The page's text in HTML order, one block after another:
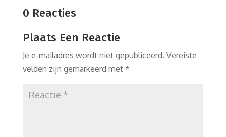
0 Reacties
Plaats Een Reactie
Je e-mailadres wordt niet gepubliceerd. Vereiste
velden zijn gemarkeerd met *